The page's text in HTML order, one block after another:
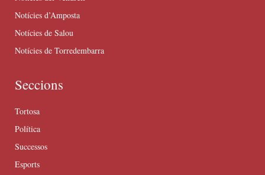
Notícies d’Amposta
Notícies de Salou
Notícies de Torredembarra
Seccions
Tortosa
Política
Successos
Esports